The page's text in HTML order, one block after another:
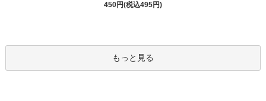
450円(税込495円)
もっと見る